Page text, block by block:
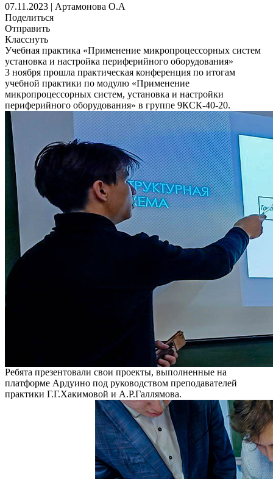
07.11.2023 | Артамонова О.А
Поделиться
Отправить
Класснуть
Учебная практика «Применение микропроцессорных систем
установка и настройка периферийного оборудования»
3 ноября прошла практическая конференция по итогам
учебной практики по модулю «Применение
микропроцессорных систем, установка и настройки
периферийного оборудования» в группе 9КСК-40-20.
Ребята презентовали свои проекты, выполненные на
платформе Ардуино под руководством преподавателей
практики Г.Г.Хакимовой и А.Р.Галлямова.